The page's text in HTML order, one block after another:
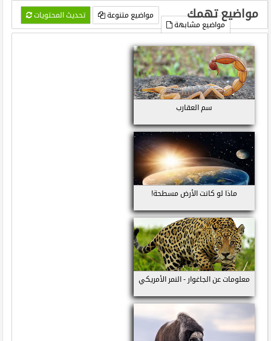
مواضيع تهمك تحديث المحتويات
مواضيع متنوعة
مواضيع مشابهة
سم العقارب
ماذا لو كانت الأرض مسطحة!
معلومات عن الجاغوار - النمر الأمريكي